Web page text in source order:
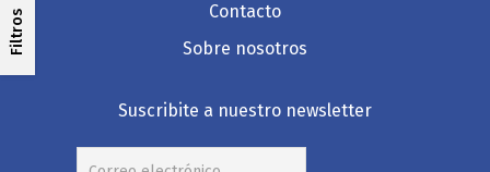
Filtros
Contacto
Sobre nosotros
Suscribite a nuestro newsletter